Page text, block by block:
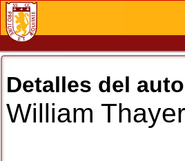
Detalles del
William